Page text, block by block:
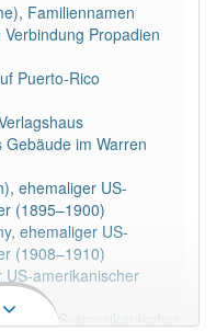
Familiennamen
Propadien
Puerto-Rico
im Warren
ehemaliger US-
(1895–1900)
ehemaliger US-
(1908–1910)
US-amerikanischer
US-amerikanischer